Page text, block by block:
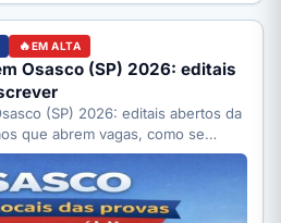
EM ALTA
Osasco (SP) 2026: editais
(SP) 2026: editais abertos da
que abrem vagas, como se…